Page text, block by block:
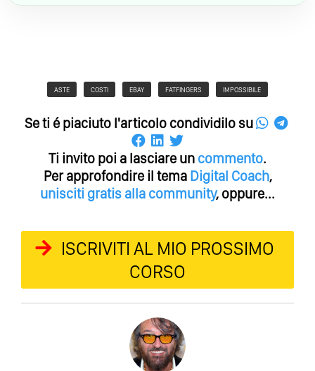
ASTE COSTI EBAY FATFINGERS IMPOSSIBILE
Se ti é piaciuto l'articolo condividilo su
Ti invito poi a lasciare un commento.
Per approfondire il tema Digital Coach,
unisciti gratis alla community, oppure...
ISCRIVITI AL MIO PROSSIMO
CORSO